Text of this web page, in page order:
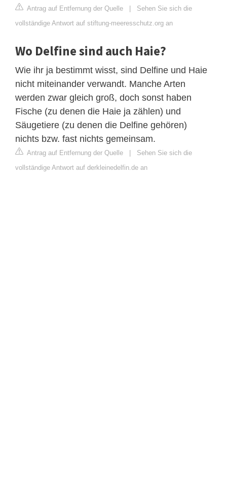
Antrag auf Entfernung der Quelle | Sehen Sie sich die
vollständige Antwort auf stiftung-meeresschutz.org an
Wo Delfine sind auch Haie?
Wie ihr ja bestimmt wisst, sind Delfine und Haie
nicht miteinander verwandt. Manche Arten
werden zwar gleich groß, doch sonst haben
Fische (zu denen die Haie ja zählen) und
Säugetiere (zu denen die Delfine gehören)
nichts bzw. fast nichts gemeinsam.
Antrag auf Entfernung der Quelle | Sehen Sie sich die
vollständige Antwort auf derkleinedelfin.de an